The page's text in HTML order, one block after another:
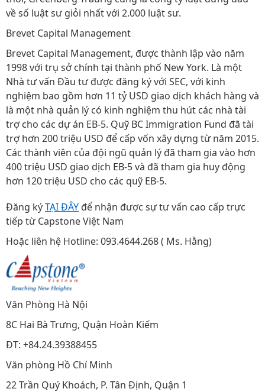
về số luật sư giỏi nhất với 2.000 luật sư.
Brevet Capital Management
Brevet Capital Management, được thành lập vào năm
1998 với trụ sở chính tại thành phố New York. Là một
Nhà tư vấn Đầu tư được đăng ký với SEC, với kinh
nghiệm bao gồm hơn 11 tỷ USD giao dịch khách hàng và
là một nhà quản lý có kinh nghiệm thu hút các nhà tài
trợ cho các dự án EB-5. Quỹ BC Immigration Fund đã tài
trợ hơn 200 triệu USD để cấp vốn xây dựng từ năm 2015.
Các thành viên của đội ngũ quản lý đã tham gia vào hơn
400 triệu USD giao dịch EB-5 và đã tham gia huy động
hơn 120 triệu USD cho các quỹ EB-5.
Đăng kýTẠI ĐÂY để nhận được sự tư vấn cao cấp trực
tiếp từ Capstone Việt Nam
Hoặc liên hệ Hotline: 093.4644.268 ( Ms. Hằng)
Văn Phòng Hà Nội
8C Hai Bà Trưng, Quận Hoàn Kiếm
ĐT: +84.24.39388455
Văn phòng Hồ Chí Minh
22 Trần Quý Khoách, P. Tân Định, Quận 1